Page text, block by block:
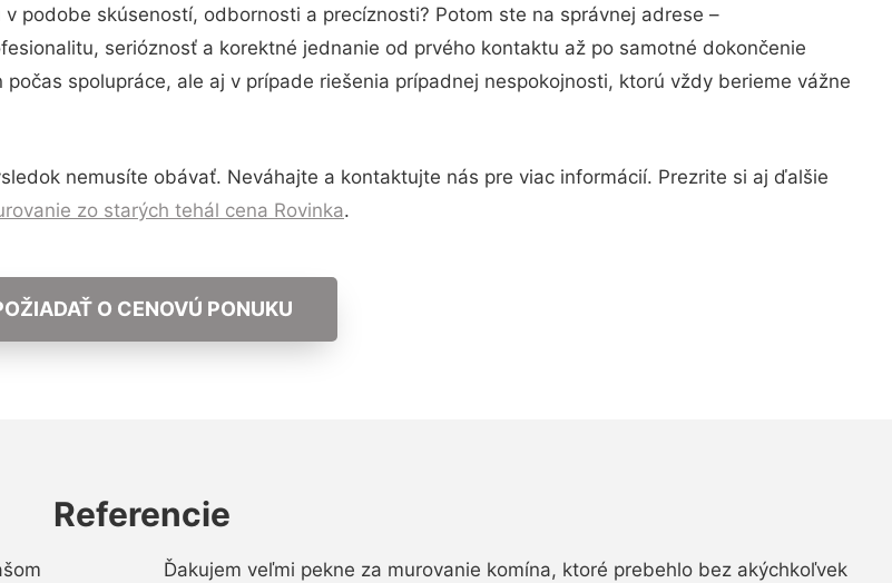
podobe skúseností, odbornosti a precíznosti? Potom ste na správnej adrese –
serióznosť a korektné jednanie od prvého kontaktu až po samotné dokončenie
spolupráce, ale aj v prípade riešenia prípadnej nespokojnosti, ktorú vždy berieme vážne
nemusíte obávať. Neváhajte a kontaktujte nás pre viac informácií. Prezrite si aj ďalšie
zo starých tehál cena Rovinka.
O CENOVÚ PONUKU
Referencie
Ďakujem veľmi pekne za murovanie komína, ktoré prebehlo bez akýchkoľvek